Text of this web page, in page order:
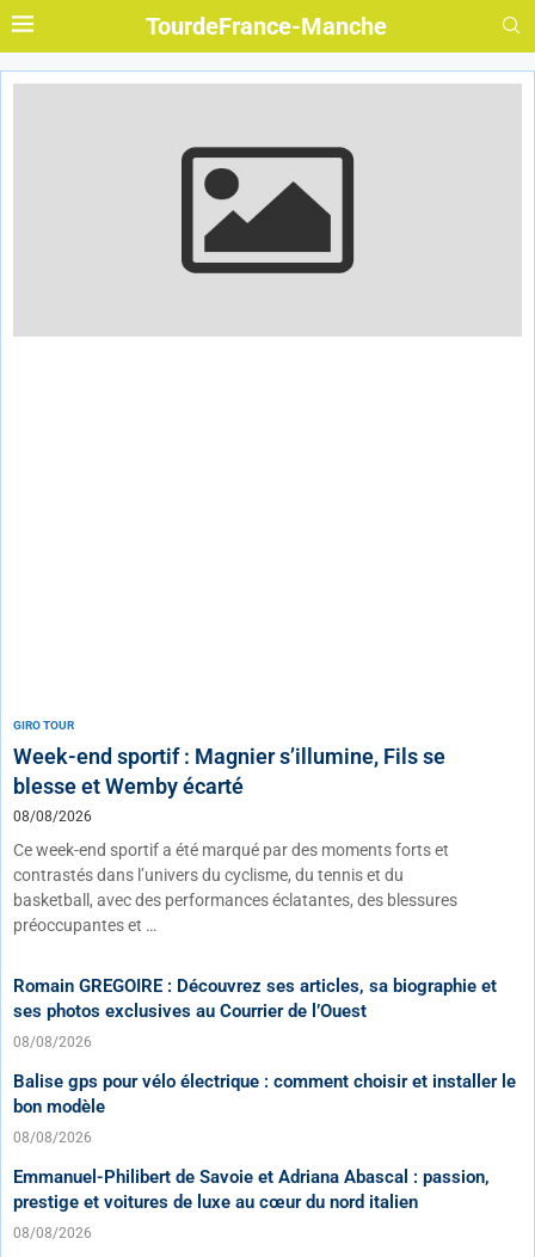
TourdeFrance-Manche
GIRO TOUR
Week-end sportif : Magnier s’illumine, Fils se
blesse et Wemby écarté
08/08/2026
Ce week-end sportif a été marqué par des moments forts et
contrastés dans l’univers du cyclisme, du tennis et du
basketball, avec des performances éclatantes, des blessures
préoccupantes et …
Romain GREGOIRE : Découvrez ses articles, sa biographie et
ses photos exclusives au Courrier de l’Ouest
08/08/2026
Balise gps pour vélo électrique : comment choisir et installer le
bon modèle
08/08/2026
Emmanuel-Philibert de Savoie et Adriana Abascal : passion,
prestige et voitures de luxe au cœur du nord italien
08/08/2026